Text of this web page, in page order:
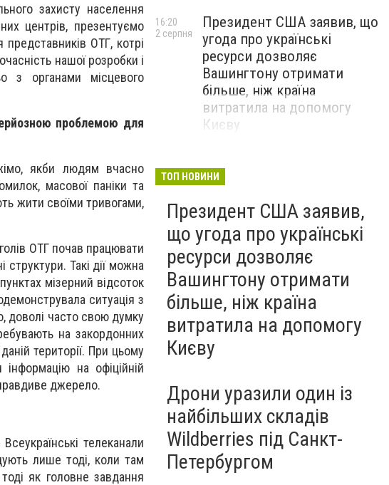
захисту населення
центрів, презентуємо
ОТГ, котрі
нашої розробки і
з органами місцевого
проблемою для
якби людям вчасно
масової паніки та
жити своїми тривогами,
ОТГ почав працювати
Такі дії можна
мізерний відсоток
ситуація з
доволі часто свою думку
на закордонних
території. При цьому
на офіційній
джерело.
телеканали
лише тоді, коли там
як головне завдання
Президент США заявив, що
угода про українські
ресурси дозволяє
Вашингтону отримати
більше, ніж країна
витратила на допомогу
Києву
16:20
2 серпня
ТОП НОВИНИ
Президент США заявив,
що угода про українські
ресурси дозволяє
Вашингтону отримати
більше, ніж країна
витратила на допомогу
Києву
Дрони уразили один із
найбільших складів
Wildberries під Санкт-
Петербургом